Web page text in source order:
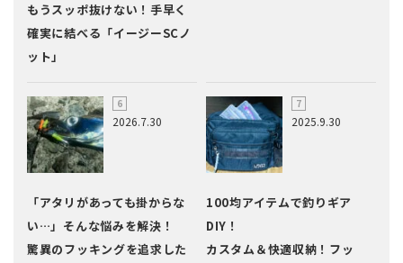
もうスッポ抜けない！手早く
確実に結べる「イージーSCノ
ット」
2026.7.30
「アタリがあっても掛からな
い…」そんな悩みを解決！
驚異のフッキングを追求した
2025.9.30
100均アイテムで釣りギア
DIY！
カスタム＆快適収納！フッ